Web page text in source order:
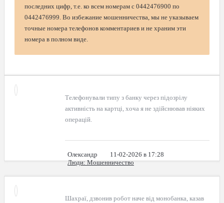
последних цифр, т.е. ко всем номерам с 0442476900 по
0442476999. Во избежание мошенничества, мы не указываем
точные номера телефонов комментариев и не храним эти
номера в полном виде.
Телефонували типу з банку через підозрілу
активність на картці, хоча я не здійснював ніяких
операцій.
Олександр
11-02-2026 в 17:28
Люди: Мошенничество
Шахраї, дзвонив робот наче від монобанка, казав